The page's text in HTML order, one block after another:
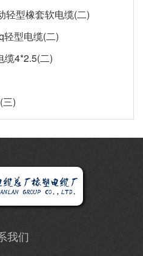
轻型橡套软电缆(二)
轻型电缆(二)
缆4*2.5(二)
)
我们